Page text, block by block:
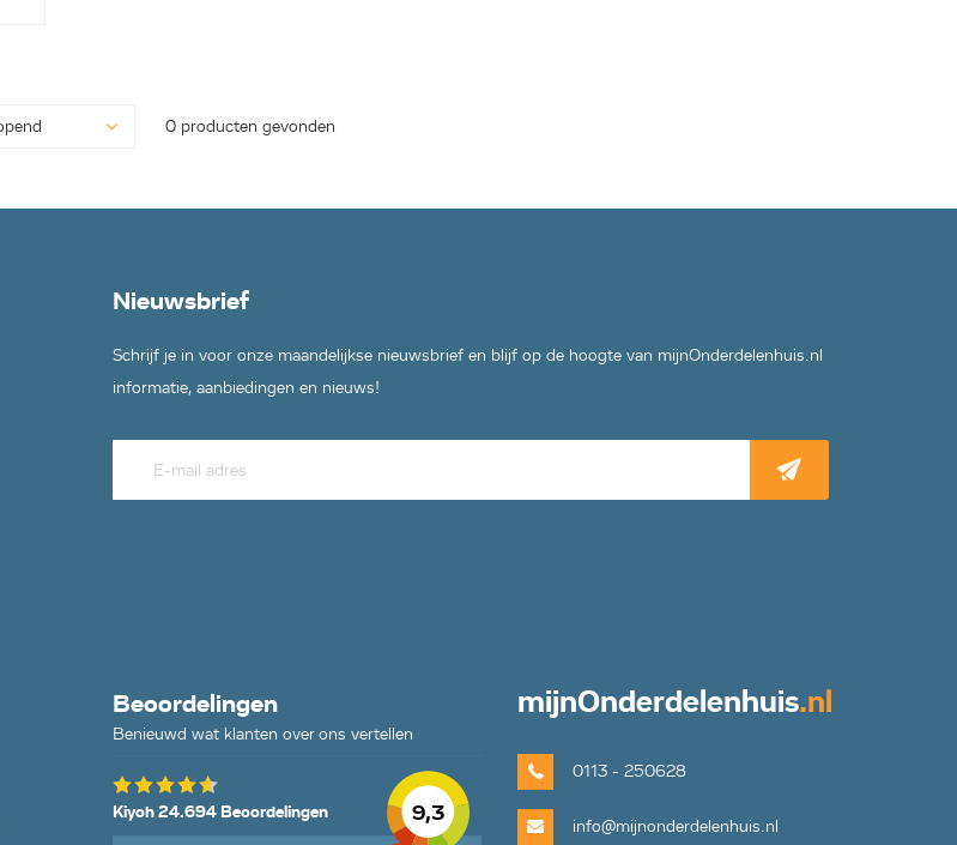
0 producten gevonden
Nieuwsbrief
Schrijf je in voor onze maandelijkse nieuwsbrief en blijf op de hoogte van mijnOnderdelenhuis.nl
informatie, aanbiedingen en nieuws!
Beoordelingen
Benieuwd wat klanten over ons vertellen
9,3
Kiyoh 24.694 Beoordelingen
mijnOnderdelenhuis.nl
0113 - 250628
info@mijnonderdelenhuis.nl